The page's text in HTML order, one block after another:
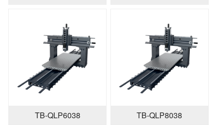
TB-QLP6038 TB-QLP8038